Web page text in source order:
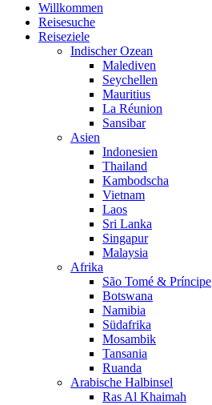
Willkommen
Reisesuche
Reiseziele
Indischer Ozean
Malediven
Seychellen
Mauritius
La Réunion
Sansibar
Asien
Indonesien
Thailand
Kambodscha
Vietnam
Laos
Sri Lanka
Singapur
Malaysia
Afrika
São Tomé & Príncipe
Botswana
Namibia
Südafrika
Mosambik
Tansania
Ruanda
Arabische Halbinsel
Ras Al Khaimah